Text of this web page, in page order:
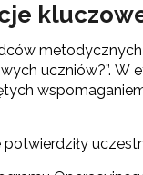
metodycznych
uczniów?”. W